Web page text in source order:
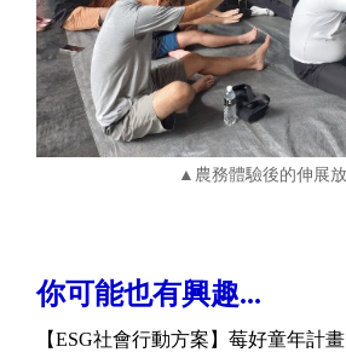
▲農務體驗後的伸展
你可能也有興趣...
【ESG社會行動方案】莓好童年計